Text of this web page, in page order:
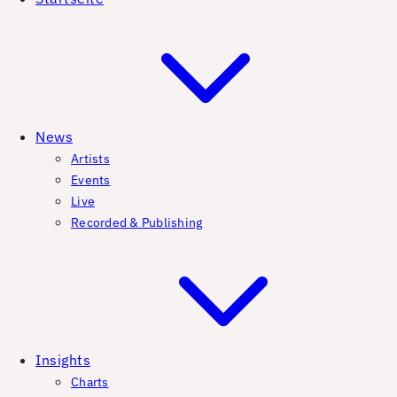
News
Artists
Events
Live
Recorded & Publishing
Insights
Charts